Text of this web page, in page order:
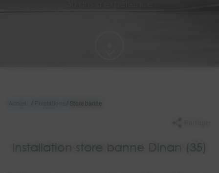
Store banne
Installation store banne Dinan (35)